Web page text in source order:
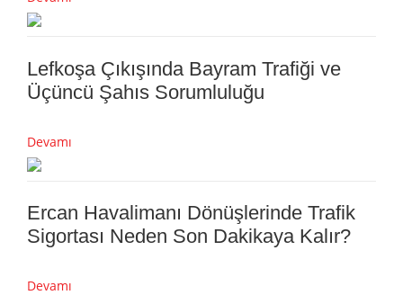
Lefkoşa Çıkışında Bayram Trafiği ve
Üçüncü Şahıs Sorumluluğu
Devamı
Ercan Havalimanı Dönüşlerinde Trafik
Sigortası Neden Son Dakikaya Kalır?
Devamı